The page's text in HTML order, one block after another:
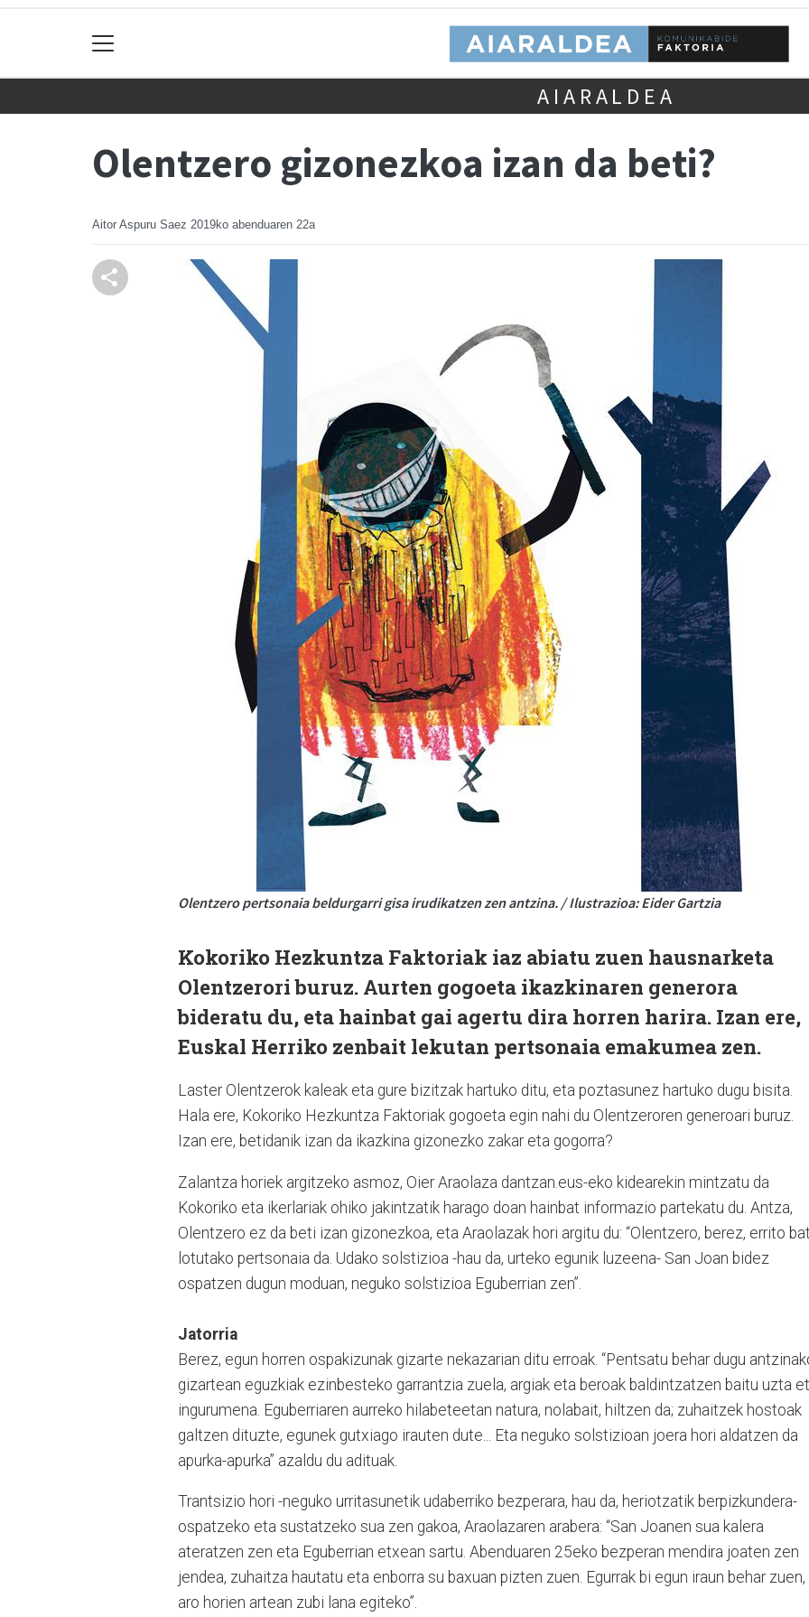
AIARALDEA
Olentzero gizonezkoa izan da beti?
Aitor Aspuru Saez 2019ko abenduaren 22a
Olentzero pertsonaia beldurgarri gisa irudikatzen zen antzina. / Ilustrazioa: Eider Gartzia
Kokoriko Hezkuntza Faktoriak iaz abiatu zuen hausnarketa
Olentzerori buruz. Aurten gogoeta ikazkinaren generora
bideratu du, eta hainbat gai agertu dira horren harira. Izan ere,
Euskal Herriko zenbait lekutan pertsonaia emakumea zen.
Laster Olentzerok kaleak eta gure bizitzak hartuko ditu, eta poztasunez hartuko dugu bisita.
Hala ere, Kokoriko Hezkuntza Faktoriak gogoeta egin nahi du Olentzeroren generoari buruz.
Izan ere, betidanik izan da ikazkina gizonezko zakar eta gogorra?
Zalantza horiek argitzeko asmoz, Oier Araolaza dantzan.eus-eko kidearekin mintzatu da
Kokoriko eta ikerlariak ohiko jakintzatik harago doan hainbat informazio partekatu du. Antza,
Olentzero ez da beti izan gizonezkoa, eta Araolazak hori argitu du: “Olentzero, berez, errito
lotutako pertsonaia da. Udako solstizioa -hau da, urteko egunik luzeena- San Joan bidez
ospatzen dugun moduan, neguko solstizioa Eguberrian zen”.
Jatorria
Berez, egun horren ospakizunak gizarte nekazarian ditu erroak. “Pentsatu behar dugu
gizartean eguzkiak ezinbesteko garrantzia zuela, argiak eta beroak baldintzatzen baitu uzta
ingurumena. Eguberriaren aurreko hilabeteetan natura, nolabait, hiltzen da; zuhaitzek hostoak
galtzen dituzte, egunek gutxiago irauten dute... Eta neguko solstizioan joera hori aldatzen da
apurka-apurka” azaldu du adituak.
Trantsizio hori -neguko urritasunetik udaberriko bezperara, hau da, heriotzatik berpizkundera-
ospatzeko eta sustatzeko sua zen gakoa, Araolazaren arabera: “San Joanen sua kalera
ateratzen zen eta Eguberrian etxean sartu. Abenduaren 25eko bezperan mendira joaten zen
jendea, zuhaitza hautatu eta enborra su baxuan pizten zuen. Egurrak bi egun iraun behar zuen,
aro horien artean zubi lana egiteko”.